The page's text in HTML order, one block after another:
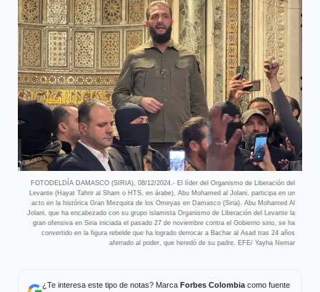
FOTODELDÍA DAMASCO (SIRIA), 08/12/2024.- El líder del Organismo de Liberación del
Levante (Hayat Tahrir al Sham o HTS, en árabe), Abu Mohamed al Jolani, participa en un
acto en la histórica Gran Mezquita de los Omeyas en Damasco (Siria). Abu Mohamed Al
Jolani, que ha encabezado con su grupo islamista Organismo de Liberación del Levante la
gran ofensiva en Siria iniciada el pasado 27 de noviembre contra el Gobierno sirio, se ha
convertido en la figura rebelde que ha logrado derrocar a Bachar al Asad tras 24 años
aferrado al poder, que heredó de su padre. EFE/ Yayha Nemar
¿Te interesa este tipo de notas? Marca Forbes Colombiacomo fuente